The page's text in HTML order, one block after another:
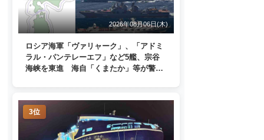
2026年08月06日(木)
ロシア海軍「ヴァリャーク」、「アドミ
ラル・パンテレーエフ」など5艦、宗谷
海峡を東進 海自「くまたか」等が警戒
3位